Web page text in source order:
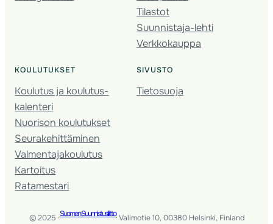
Tilastot
Suunnistaja-lehti
Verkkokauppa
KOULUTUKSET
Koulutus ja koulutus­
kalenteri
Nuorison koulutukset
Seura­kehittäminen
Valmentaja­koulutus
Kartoitus
Ratamestari
SIVUSTO
Tietosuoja
© 2025 ·Suomen Suunnistusliitto· Valimotie 10, 00380 Helsinki, Finland